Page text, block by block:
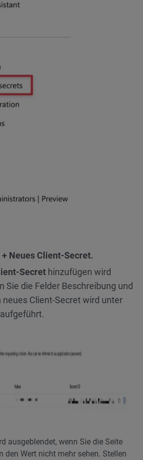
+ Neues Client-Secret.
Secret hinzufügen wird
Sie die Felder Beschreibung und
neues Client-Secret wird unter
ausgeblendet, wenn Sie die Seite
den Wert nicht mehr sehen. Stellen